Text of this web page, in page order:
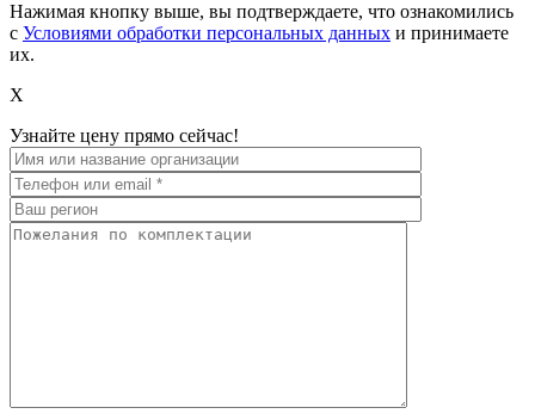
Нажимая кнопку выше, вы подтверждаете, что ознакомились
с Условиями обработки персональных данных и принимаете
их.
X
Узнайте цену прямо сейчас!